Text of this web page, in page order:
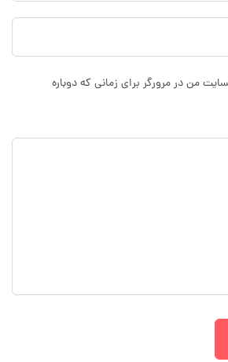
من در مرورگر برای زمانی که دوباره